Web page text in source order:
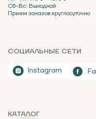
Сб-Вс: Выходной
Прием заказов круглосуточно
СОЦИАЛЬНЫЕ СЕТИ
Instagram
КАТАЛОГ